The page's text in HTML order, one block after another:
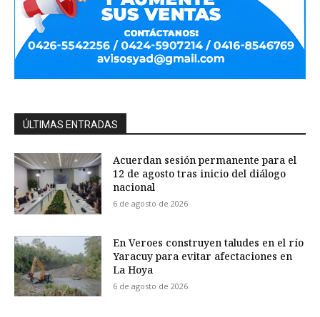
ÚLTIMAS ENTRADAS
Acuerdan sesión permanente para el
12 de agosto tras inicio del diálogo
nacional
6 de agosto de 2026
En Veroes construyen taludes en el río
Yaracuy para evitar afectaciones en
La Hoya
6 de agosto de 2026